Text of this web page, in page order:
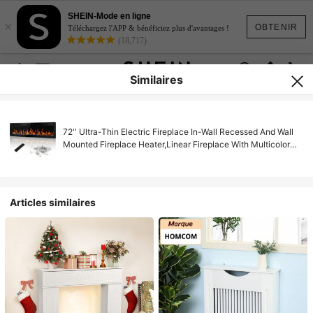
OBTENIR
×
SHEIN-Mode en ligne
Téléchargez l'APP & bénéficiez plus d'avantages !
(18,717)
Similaires
72'' Ultra-Thin Electric Fireplace In-Wall Recessed And Wall
Mounted Fireplace Heater,Linear Fireplace With Multicolor
Articles similaires